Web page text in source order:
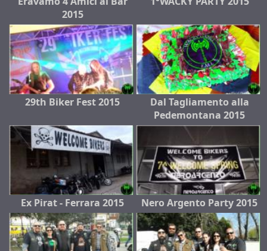
2015
29th Biker Fest 2015
Dal Tagliamento alla
Pedemontana 2015
Ex Pirat - Ferrara 2015 Nero Argento Party 2015